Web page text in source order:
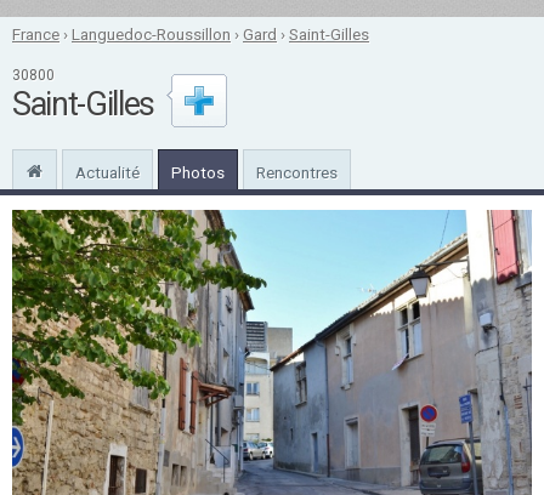
France ›Languedoc-Roussillon ›Gard ›Saint-Gilles
30800
Saint-Gilles
Actualité Photos Rencontres